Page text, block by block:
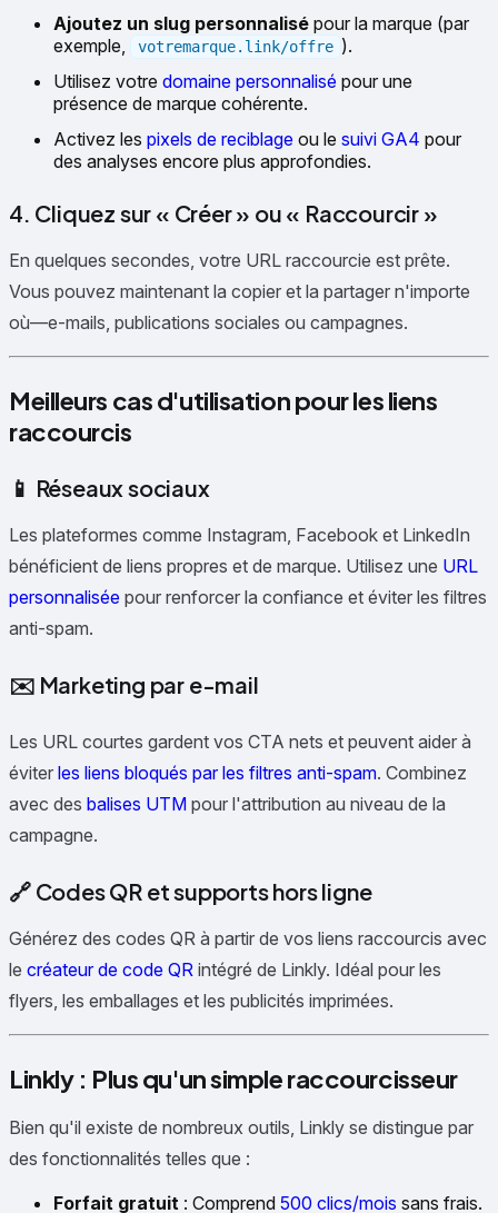
Ajoutez un slug personnalisé pour la marque (par
exemple,
votremarque.link/offre ).
Utilisez votre domaine personnalisé pour une
présence de marque cohérente.
Activez les pixels de reciblage ou le suivi GA4 pour
des analyses encore plus approfondies.
4. Cliquez sur « Créer » ou « Raccourcir »
En quelques secondes, votre URL raccourcie est prête.
Vous pouvez maintenant la copier et la partager n'importe
où—e-mails, publications sociales ou campagnes.
Meilleurs cas d'utilisation pour les liens
raccourcis
📱 Réseaux sociaux
Les plateformes comme Instagram, Facebook et LinkedIn
bénéficient de liens propres et de marque. Utilisez une URL
personnalisée pour renforcer la confiance et éviter les filtres
anti-spam.
✉️ Marketing par e-mail
Les URL courtes gardent vos CTA nets et peuvent aider à
éviter les liens bloqués par les filtres anti-spam. Combinez
avec des balises UTM pour l'attribution au niveau de la
campagne.
🔗 Codes QR et supports hors ligne
Générez des codes QR à partir de vos liens raccourcis avec
le créateur de code QR intégré de Linkly. Idéal pour les
flyers, les emballages et les publicités imprimées.
Linkly : Plus qu'un simple raccourcisseur
Bien qu'il existe de nombreux outils, Linkly se distingue par
des fonctionnalités telles que :
Forfait gratuit : Comprend 500 clics/mois sans frais.